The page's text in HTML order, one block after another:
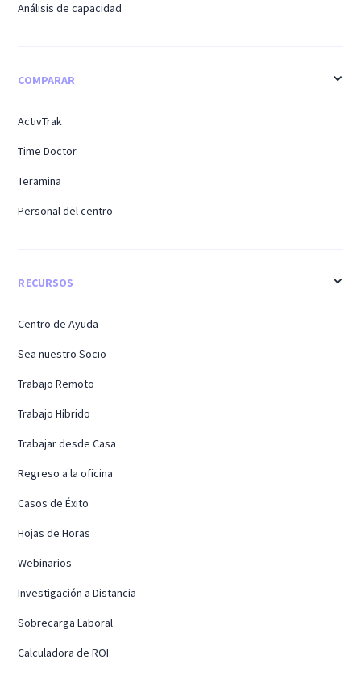
Análisis de capacidad
COMPARAR
ActivTrak
Time Doctor
Teramina
Personal del centro
RECURSOS
Centro de Ayuda
Sea nuestro Socio
Trabajo Remoto
Trabajo Híbrido
Trabajar desde Casa
Regreso a la oficina
Casos de Éxito
Hojas de Horas
Webinarios
Investigación a Distancia
Sobrecarga Laboral
Calculadora de ROI